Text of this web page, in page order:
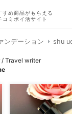
すめ商品がもらえる
コミポイ活サイト
ンデーション shu
Travel writer